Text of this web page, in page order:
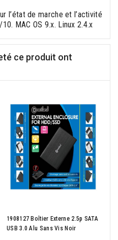
l’état de marche et l’activité
MAC OS 9.x. Linux 2.4.x
ce produit ont
1908127 Boîtier Externe 2.5p SATA
USB 3.0 Alu Sans Vis Noir